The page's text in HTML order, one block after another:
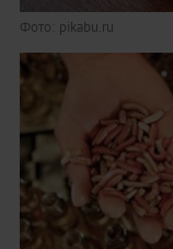
Фото: pikabu.ru